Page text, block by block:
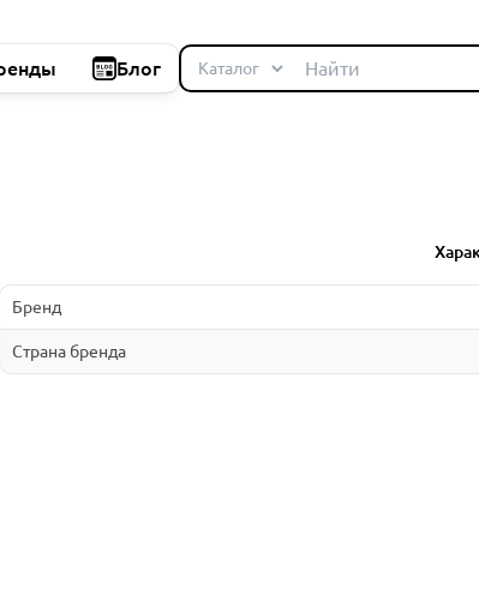
Блог
Бренд
Страна бренда